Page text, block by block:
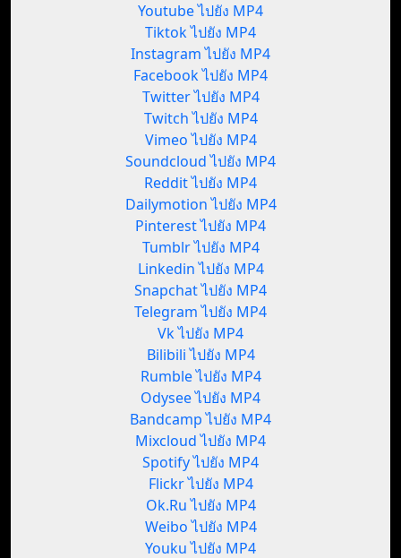
Youtube ไปยัง MP4
Tiktok ไปยัง MP4
Instagram ไปยัง MP4
Facebook ไปยัง MP4
Twitter ไปยัง MP4
Twitch ไปยัง MP4
Vimeo ไปยัง MP4
Soundcloud ไปยัง MP4
Reddit ไปยัง MP4
Dailymotion ไปยัง MP4
Pinterest ไปยัง MP4
Tumblr ไปยัง MP4
Linkedin ไปยัง MP4
Snapchat ไปยัง MP4
Telegram ไปยัง MP4
Vk ไปยัง MP4
Bilibili ไปยัง MP4
Rumble ไปยัง MP4
Odysee ไปยัง MP4
Bandcamp ไปยัง MP4
Mixcloud ไปยัง MP4
Spotify ไปยัง MP4
Flickr ไปยัง MP4
Ok.Ru ไปยัง MP4
Weibo ไปยัง MP4
Youku ไปยัง MP4